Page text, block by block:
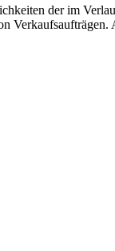
der im
Verkaufsaufträgen.